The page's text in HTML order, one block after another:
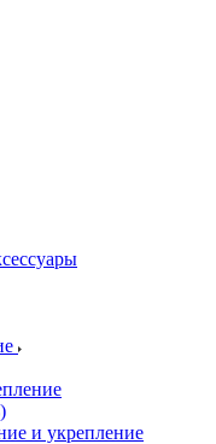
и укрепление